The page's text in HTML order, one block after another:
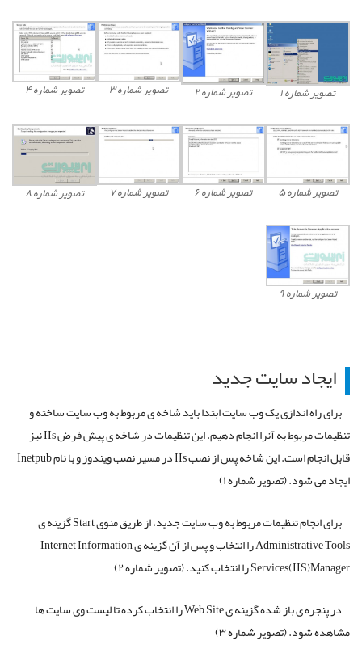
تصویر شماره ۱ تصویر شماره ۲ تصویر شماره ۳ تصویر شماره ۴
تصویر شماره ۵ تصویر شماره ۶ تصویر شماره ۷ تصویر شماره ۸
تصویر شماره ۹
ایجاد سایت جدید
برای راه اندازی یک وب سایت ابتدا باید شاخه ی مربوط به وب سایت ساخته و
تنظیمات مربوط به آنرا انجام دهیم. این تنظیمات در شاخه ی پیش فرض IIs نیز
قابل انجام است. این شاخه پس از نصب IIs در مسیر نصب ویندوز و با نام Inetpub
ایجاد می شود. (تصویر شماره ۱)
برای انجام تنظیمات مربوط به وب سایت جدید، از طریق منوی Start گزینه ی
Administrative Tools را انتخاب و پس از آن گزینه ی Internet Information
Services(IIS)Manager را انتخاب کنید. (تصویر شماره ۲)
در پنجره ی باز شده گزینه ی Web Site را انتخاب کرده تا لیست وی سایت ها
مشاهده شود. (تصویر شماره ۳)